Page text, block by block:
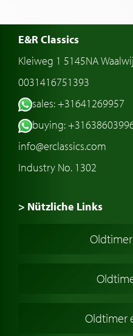
E&R Classics
Kleiweg 1 5145NA
0031416751393
sales: +31641269957
buying:
info@erclassics.com
Industry No. 1302
> Nützliche Links
Oldtimers in Europa
Englische Oldtimer
Deutsche OldtimerOldtimer